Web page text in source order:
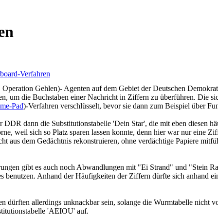
Verfahren
Gehlen)- Agenten auf dem Gebiet der Deutschen
um die Buchstaben einer Nachricht in Ziffern zu überführen. Die
Pad)-Verfahren verschlüsselt, bevor sie dann zum Beispiel über
DDR dann die Substitutionstabelle 'Dein Star', die mit eben diesen
weil sich so Platz sparen lassen konnte, denn hier war nur eine
aus dem Gedächtnis rekonstruieren, ohne verdächtige Papiere
gibt es auch noch Abwandlungen mit "Ei Strand" und "Stein
Anhand der Häufigkeiten der Ziffern dürfte sich anhand
dürften allerdings unknackbar sein, solange die Wurmtabelle
'AEIOU' auf.